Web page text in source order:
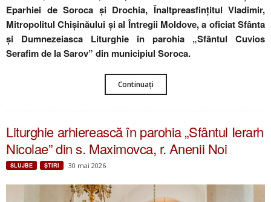
Eparhiei de Soroca și Drochia, Înaltpreasfințitul Vladimir,
Mitropolitul Chișinăului și al Întregii Moldove, a oficiat Sfânta
și Dumnezeiasca Liturghie în parohia „Sfântul Cuvios
Serafim de la Sarov” din municipiul Soroca.
Continuați
Liturghie arhierească în parohia „Sfântul Ierarh
Nicolae” din s. Maximovca, r. Anenii Noi
SLUJBE ŞTIRI 30 mai 2026